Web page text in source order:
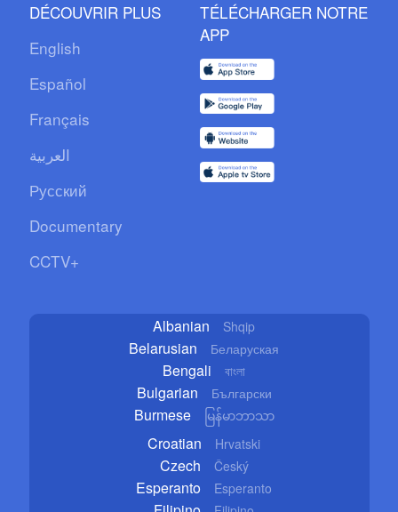
DÉCOUVRIR PLUS
English
Español
Français
العربية
Русский
Documentary
CCTV+
TÉLÉCHARGER NOTRE
APP
Albanian Shqip
Belarusian Беларуская
Bengali বাংলা
Bulgarian Български
Burmese မြန်မာဘာသာ
Croatian Hrvatski
Czech Český
Esperanto Esperanto